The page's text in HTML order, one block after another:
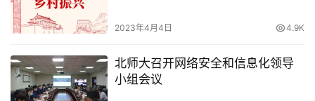
2023年4月4日 4.9K
北师大召开网络安全和信息化领导
小组会议